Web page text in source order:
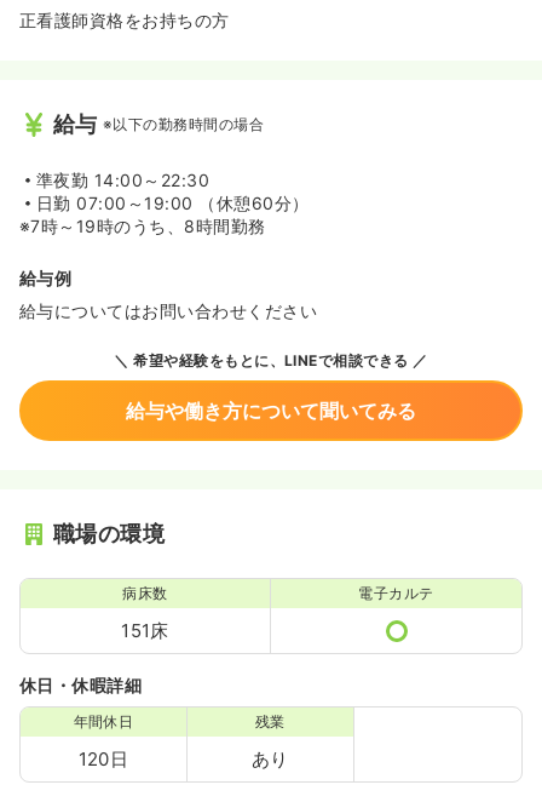
正看護師資格をお持ちの方
給与 ※以下の勤務時間の場合
準夜勤 14:00～22:30
日勤 07:00～19:00 （休憩60分）
※7時～19時のうち、8時間勤務
給与例
給与についてはお問い合わせください
希望や経験をもとに、LINEで相談できる
給与や働き方について聞いてみる
職場の環境
病床数
151床
電子カルテ
休日・休暇詳細
年間休日
120日
残業
あり